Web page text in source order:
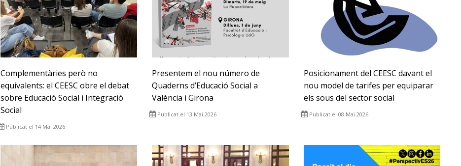
Complementàries però no
equivalents: el CEESC obre el debat
sobre Educació Social i Integració
Social
Publicat el 14 Mai 2026
Presentem el nou número de
Quaderns d’Educació Social a
València i Girona
Publicat el 13 Mai 2026
Posicionament del CEESC davant el
nou model de tarifes per equiparar
els sous del sector social
Publicat el 08 Mai 2026